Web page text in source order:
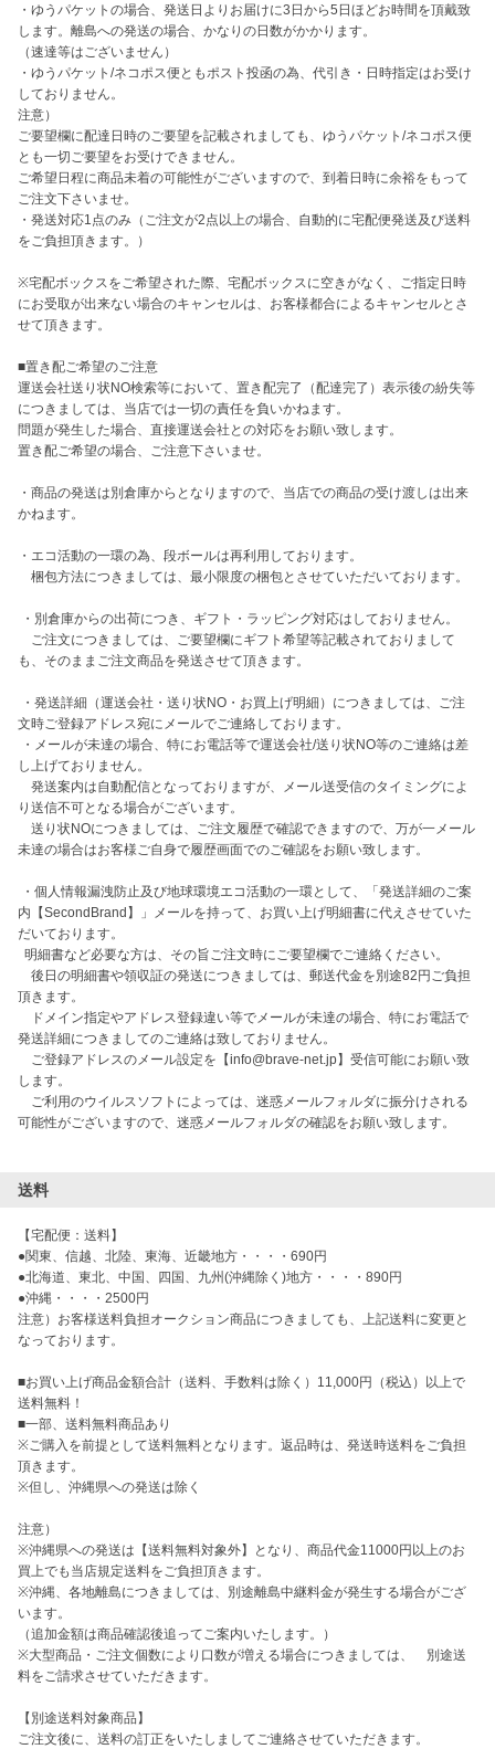
・ゆうパケットの場合、発送日よりお届けに3日から5日ほどお時間を頂戴致
します。離島への発送の場合、かなりの日数がかかります。
（速達等はございません）
・ゆうパケット/ネコポス便ともポスト投函の為、代引き・日時指定はお受け
しておりません。
注意）
ご要望欄に配達日時のご要望を記載されましても、ゆうパケット/ネコポス便
とも一切ご要望をお受けできません。
ご希望日程に商品未着の可能性がございますので、到着日時に余裕をもって
ご注文下さいませ。
・発送対応1点のみ（ご注文が2点以上の場合、自動的に宅配便発送及び送料
をご負担頂きます。）
※宅配ボックスをご希望された際、宅配ボックスに空きがなく、ご指定日時
にお受取が出来ない場合のキャンセルは、お客様都合によるキャンセルとさ
せて頂きます。
■置き配ご希望のご注意
運送会社送り状NO検索等において、置き配完了（配達完了）表示後の紛失等
につきましては、当店では一切の責任を負いかねます。
問題が発生した場合、直接運送会社との対応をお願い致します。
置き配ご希望の場合、ご注意下さいませ。
・商品の発送は別倉庫からとなりますので、当店での商品の受け渡しは出来
かねます。
・エコ活動の一環の為、段ボールは再利用しております。
梱包方法につきましては、最小限度の梱包とさせていただいております。
ご注文につきましては、ご要望欄にギフト希望等記載されておりまして
も、そのままご注文商品を発送させて頂きます。
文時ご登録アドレス宛にメールでご連絡しております。
し上げておりません。
発送案内は自動配信となっておりますが、メール送受信のタイミングによ
り送信不可となる場合がございます。
送り状NOにつきましては、ご注文履歴で確認できますので、万が一メール
未達の場合はお客様ご自身で履歴画面でのご確認をお願い致します。
内【SecondBrand】」メールを持って、お買い上げ明細書に代えさせていた
だいております。
後日の明細書や領収証の発送につきましては、郵送代金を別途82円ご負担
頂きます。
ドメイン指定やアドレス登録違い等でメールが未達の場合、特にお電話で
発送詳細につきましてのご連絡は致しておりません。
ご登録アドレスのメール設定を【info@brave-net.jp】受信可能にお願い致
します。
ご利用のウイルスソフトによっては、迷惑メールフォルダに振分けされる
可能性がございますので、迷惑メールフォルダの確認をお願い致します。
送料
【宅配便：送料】
●関東、信越、北陸、東海、近畿地方・・・・690円
●北海道、東北、中国、四国、九州(沖縄除く)地方・・・・890円
●沖縄・・・・2500円
注意）お客様送料負担オークション商品につきましても、上記送料に変更と
なっております。
■お買い上げ商品金額合計（送料、手数料は除く）11,000円（税込）以上で
送料無料！
■一部、送料無料商品あり
※ご購入を前提として送料無料となります。返品時は、発送時送料をご負担
頂きます。
※但し、沖縄県への発送は除く
注意）
※沖縄県への発送は【送料無料対象外】となり、商品代金11000円以上のお
買上でも当店規定送料をご負担頂きます。
※沖縄、各地離島につきましては、別途離島中継料金が発生する場合がござ
います。
（追加金額は商品確認後追ってご案内いたします。）
※大型商品・ご注文個数により口数が増える場合につきましては、　別途送
料をご請求させていただきます。
【別途送料対象商品】
ご注文後に、送料の訂正をいたしましてご連絡させていただきます。